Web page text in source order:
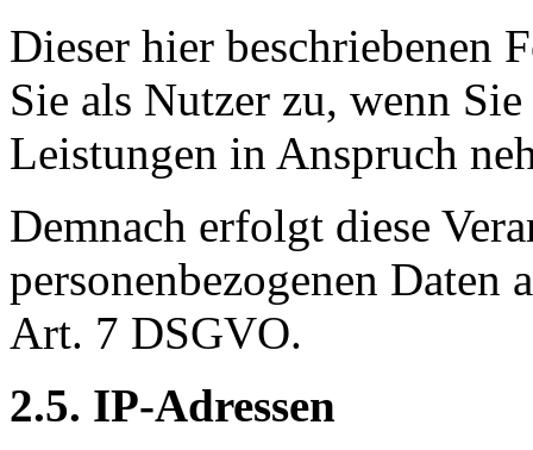
Dieser hier beschriebenen
Sie als Nutzer zu, wenn
Leistungen in Anspruch
Demnach erfolgt diese
personenbezogenen
Art. 7 DSGVO.
2.5. IP-Adressen